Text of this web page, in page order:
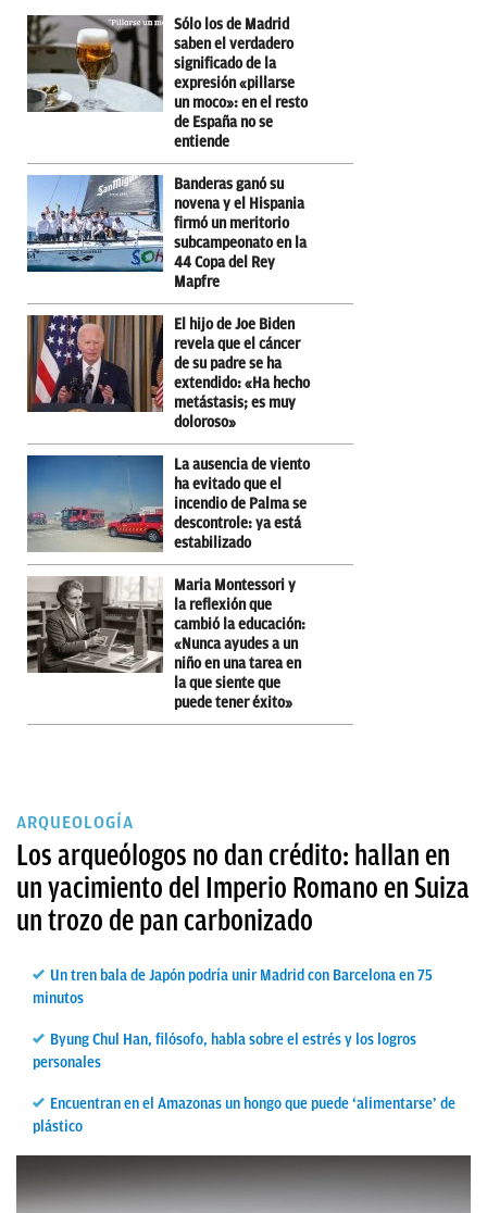
Sólo los de Madrid
saben el verdadero
significado de la
expresión «pillarse
un moco»: en el resto
de España no se
entiende
Banderas ganó su
novena y el Hispania
firmó un meritorio
subcampeonato en la
44 Copa del Rey
Mapfre
El hijo de Joe Biden
revela que el cáncer
de su padre se ha
extendido: «Ha hecho
metástasis; es muy
doloroso»
La ausencia de viento
ha evitado que el
incendio de Palma se
descontrole: ya está
estabilizado
Maria Montessori y
la reflexión que
cambió la educación:
«Nunca ayudes a un
niño en una tarea en
la que siente que
puede tener éxito»
ARQUEOLOGÍA
Los arqueólogos no dan crédito: hallan en
un yacimiento del Imperio Romano en Suiza
un trozo de pan carbonizado
Un tren bala de Japón podría unir Madrid con Barcelona en 75
minutos
Byung Chul Han, filósofo, habla sobre el estrés y los logros
personales
Encuentran en el Amazonas un hongo que puede ‘alimentarse’ de
plástico